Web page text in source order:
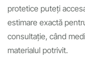
protetice puteți
estimare exactă
consultație, când
materialul potrivit.